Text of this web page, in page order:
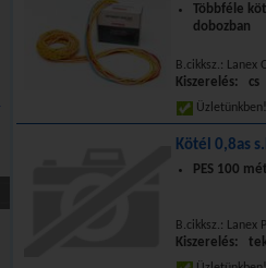
Többféle
dobozban
B.cikksz.: Lanex
Kiszerelés: cs
Kötél 0,8as
PES 100
B.cikksz.: Lanex
Kiszerelés: